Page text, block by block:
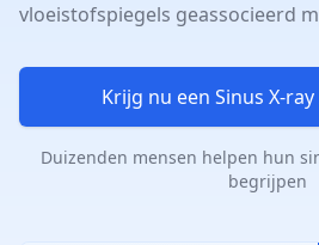
vloeistofspiegels geassocieerd
Krijg nu een Sinus X-
Duizenden mensen helpen hun
begrijpen